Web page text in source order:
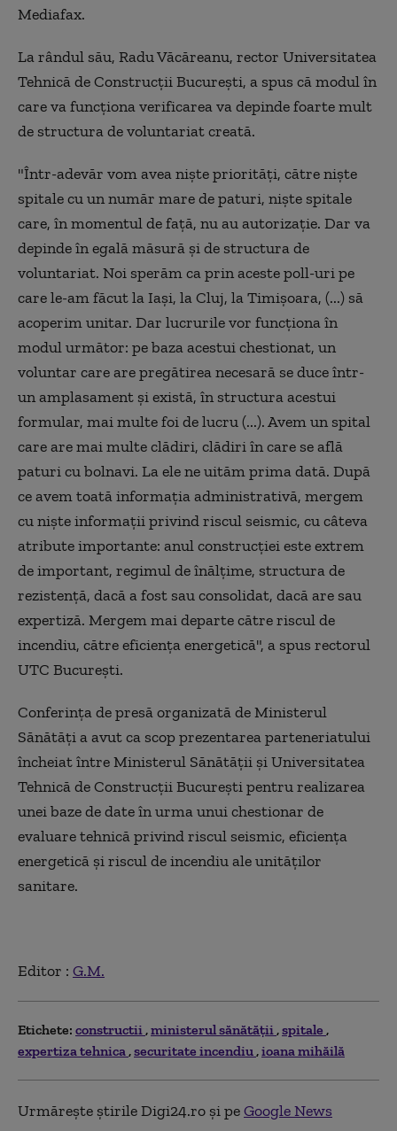
Mediafax.
La rândul său, Radu Văcăreanu, rector Universitatea
Tehnică de Construcții București, a spus că modul în
care va funcționa verificarea va depinde foarte mult
de structura de voluntariat creată.
"Într-adevăr vom avea niște priorități, către niște
spitale cu un număr mare de paturi, niște spitale
care, în momentul de față, nu au autorizație. Dar va
depinde în egală măsură și de structura de
voluntariat. Noi sperăm ca prin aceste poll-uri pe
care le-am făcut la Iași, la Cluj, la Timișoara, (...) să
acoperim unitar. Dar lucrurile vor funcționa în
modul următor: pe baza acestui chestionat, un
voluntar care are pregătirea necesară se duce într-
un amplasament și există, în structura acestui
formular, mai multe foi de lucru (...). Avem un spital
care are mai multe clădiri, clădiri în care se află
paturi cu bolnavi. La ele ne uităm prima dată. După
ce avem toată informația administrativă, mergem
cu niște informații privind riscul seismic, cu câteva
atribute importante: anul construcției este extrem
de important, regimul de înălțime, structura de
rezistență, dacă a fost sau consolidat, dacă are sau
expertiză. Mergem mai departe către riscul de
incendiu, către eficiența energetică", a spus rectorul
UTC București.
Conferința de presă organizată de Ministerul
Sănătăți a avut ca scop prezentarea parteneriatului
încheiat între Ministerul Sănătății și Universitatea
Tehnică de Construcții București pentru realizarea
unei baze de date în urma unui chestionar de
evaluare tehnică privind riscul seismic, eficiența
energetică și riscul de incendiu ale unităților
sanitare.
Editor : G.M.
Etichete: constructii ministerul sănătăţii spitale
expertiza tehnica securitate incendiu ioana mihăilă
Urmărește știrile Digi24.ro și peGoogle News